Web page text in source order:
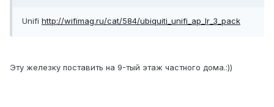
Unifi http://wifimag.ru/cat/584/ubiquiti_unifi_ap_lr_3_pack
Эту железку поставить на 9-тый этаж частного дома.:))